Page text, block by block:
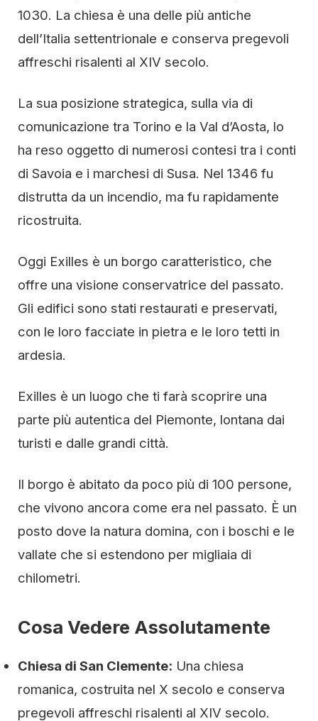
1030. La chiesa è una delle più antiche
dell’Italia settentrionale e conserva pregevoli
affreschi risalenti al XIV secolo.
La sua posizione strategica, sulla via di
comunicazione tra Torino e la Val d’Aosta, lo
ha reso oggetto di numerosi contesi tra i conti
di Savoia e i marchesi di Susa. Nel 1346 fu
distrutta da un incendio, ma fu rapidamente
ricostruita.
Oggi Exilles è un borgo caratteristico, che
offre una visione conservatrice del passato.
Gli edifici sono stati restaurati e preservati,
con le loro facciate in pietra e le loro tetti in
ardesia.
Exilles è un luogo che ti farà scoprire una
parte più autentica del Piemonte, lontana dai
turisti e dalle grandi città.
Il borgo è abitato da poco più di 100 persone,
che vivono ancora come era nel passato. È un
posto dove la natura domina, con i boschi e le
vallate che si estendono per migliaia di
chilometri.
Cosa Vedere Assolutamente
Chiesa di San Clemente: Una chiesa
romanica, costruita nel X secolo e conserva
pregevoli affreschi risalenti al XIV secolo.